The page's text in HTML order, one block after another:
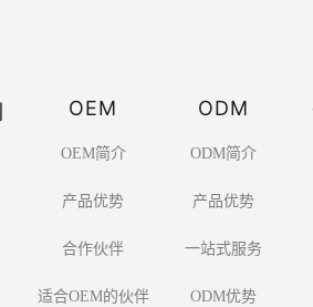
OEM
OEM简介
产品优势
合作伙伴
适合OEM的伙伴
ODM
ODM简介
产品优势
一站式服务
ODM优势